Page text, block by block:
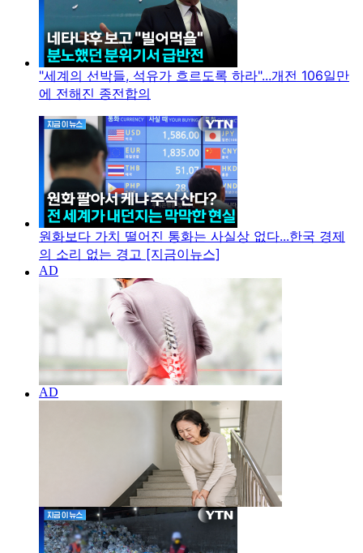
"세계의 선박들, 석유가 흐르도록 하라"...개전 106일만
에 전해진 종전합의
원화보다 가치 떨어진 통화는 사실상 없다...한국 경제
의 소리 없는 경고 [지금이뉴스]